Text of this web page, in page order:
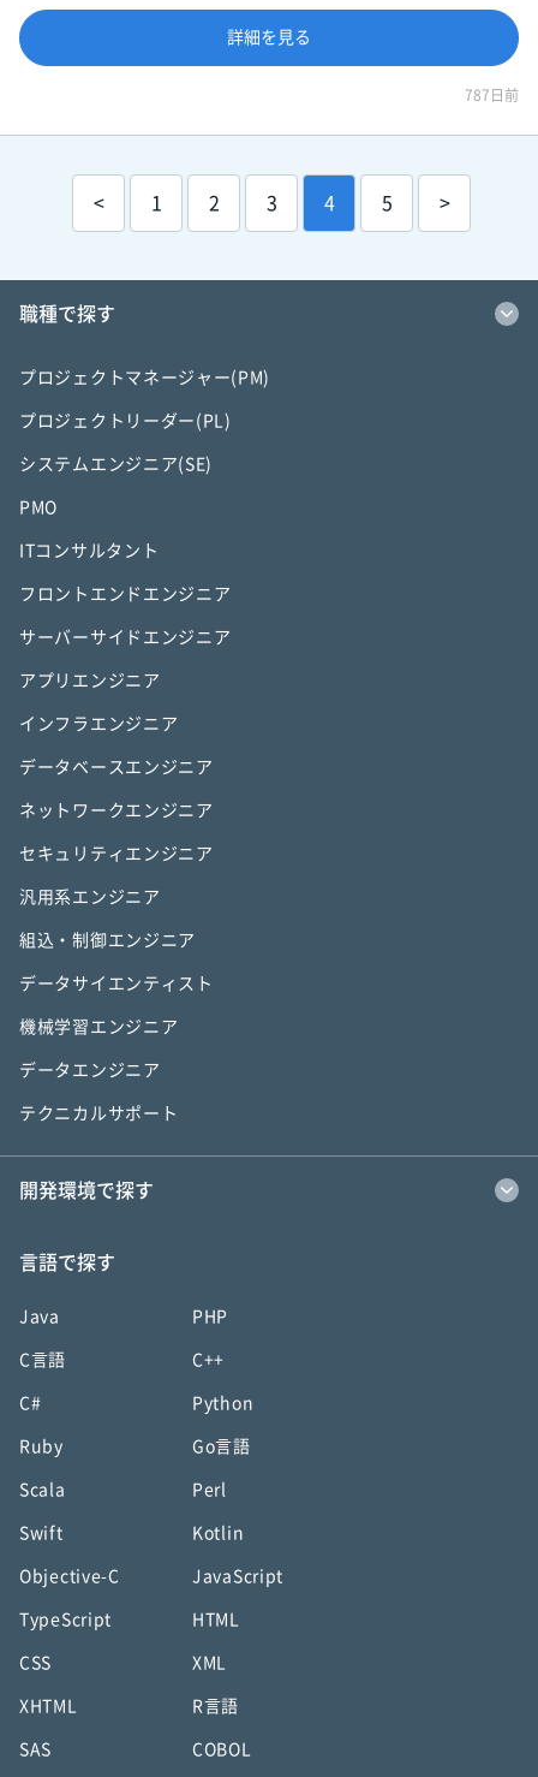
詳細を見る
787日前
< 1 2 3 4 5 >
職種で探す
プロジェクトマネージャー(PM)
プロジェクトリーダー(PL)
システムエンジニア(SE)
PMO
ITコンサルタント
フロントエンドエンジニア
サーバーサイドエンジニア
アプリエンジニア
インフラエンジニア
データベースエンジニア
ネットワークエンジニア
セキュリティエンジニア
汎用系エンジニア
組込・制御エンジニア
データサイエンティスト
機械学習エンジニア
データエンジニア
テクニカルサポート
開発環境で探す
言語で探す
Java PHP
C言語 C++
C# Python
Ruby Go言語
Scala Perl
Swift Kotlin
Objective-C JavaScript
TypeScript HTML
CSS XML
XHTML R言語
SAS COBOL